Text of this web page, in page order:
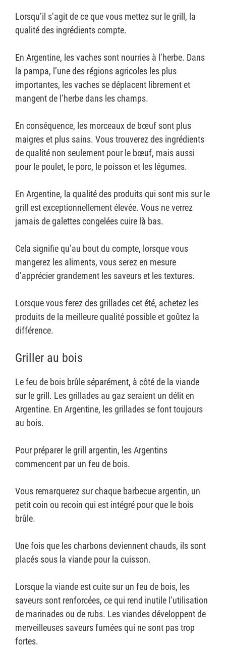
Lorsqu’il s’agit de ce que vous mettez sur le grill, la
qualité des ingrédients compte.
En Argentine, les vaches sont nourries à l’herbe. Dans
la pampa, l’une des régions agricoles les plus
importantes, les vaches se déplacent librement et
mangent de l’herbe dans les champs.
En conséquence, les morceaux de bœuf sont plus
maigres et plus sains. Vous trouverez des ingrédients
de qualité non seulement pour le bœuf, mais aussi
pour le poulet, le porc, le poisson et les légumes.
En Argentine, la qualité des produits qui sont mis sur le
grill est exceptionnellement élevée. Vous ne verrez
jamais de galettes congelées cuire là bas.
Cela signifie qu’au bout du compte, lorsque vous
mangerez les aliments, vous serez en mesure
d’apprécier grandement les saveurs et les textures.
Lorsque vous ferez des grillades cet été, achetez les
produits de la meilleure qualité possible et goûtez la
différence.
Griller au bois
Le feu de bois brûle séparément, à côté de la viande
sur le grill. Les grillades au gaz seraient un délit en
Argentine. En Argentine, les grillades se font toujours
au bois.
Pour préparer le grill argentin, les Argentins
commencent par un feu de bois.
Vous remarquerez sur chaque barbecue argentin, un
petit coin ou recoin qui est intégré pour que le bois
brûle.
Une fois que les charbons deviennent chauds, ils sont
placés sous la viande pour la cuisson.
Lorsque la viande est cuite sur un feu de bois, les
saveurs sont renforcées, ce qui rend inutile l’utilisation
de marinades ou de rubs. Les viandes développent de
merveilleuses saveurs fumées qui ne sont pas trop
fortes.